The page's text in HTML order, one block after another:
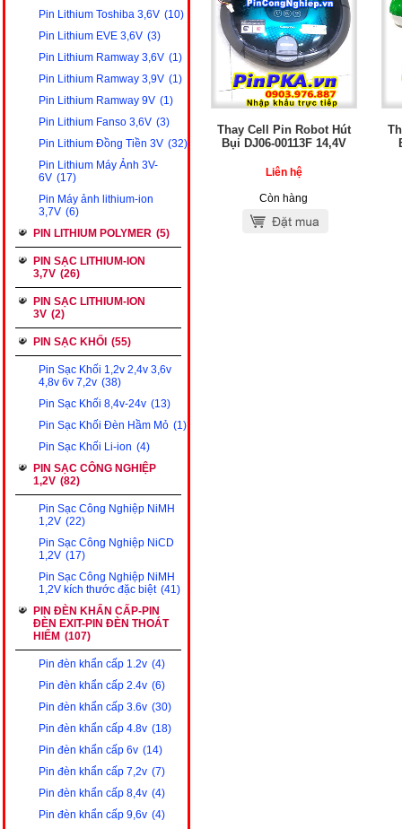
Pin Lithium Toshiba 3,6V (10)
Pin Lithium EVE 3,6V (3)
Pin Lithium Ramway 3,6V (1)
Pin Lithium Ramway 3,9V (1)
Pin Lithium Ramway 9V (1)
Pin Lithium Fanso 3,6V (3)
Pin Lithium Đồng Tiền 3V (32)
Pin Lithium Máy Ảnh 3V-
6V (17)
Pin Máy ảnh lithium-ion
3,7V (6)
PIN LITHIUM POLYMER (5)
PIN SẠC LITHIUM-ION
3,7V (26)
PIN SẠC LITHIUM-ION
3V (2)
PIN SẠC KHỐI (55)
Pin Sạc Khối 1,2v 2,4v 3,6v
4,8v 6v 7,2v (38)
Pin Sạc Khối 8,4v-24v (13)
Pin Sạc Khối Đèn Hầm Mỏ (1)
Pin Sạc Khối Li-ion (4)
PIN SẠC CÔNG NGHIỆP
1,2V (82)
Pin Sạc Công Nghiệp NiMH
1,2V (22)
Pin Sạc Công Nghiệp NiCD
1,2V (17)
Pin Sạc Công Nghiệp NiMH
1,2V kích thước đặc biệt (41)
PIN ĐÈN KHẨN CẤP-PIN
ĐÈN EXIT-PIN ĐÈN THOÁT
HIỂM (107)
Pin đèn khẩn cấp 1.2v (4)
Pin đèn khẩn cấp 2.4v (6)
Pin đèn khẩn cấp 3.6v (30)
Pin đèn khẩn cấp 4.8v (18)
Pin đèn khẩn cấp 6v (14)
Pin đèn khẩn cấp 7,2v (7)
Pin đèn khẩn cấp 8,4v (4)
Pin đèn khẩn cấp 9,6v (4)
Thay Cell Pin Robot Hút
Bụi DJ06-00113F 14,4V
Liên hệ
Còn hàng